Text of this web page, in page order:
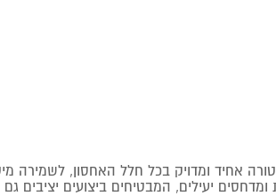
אחיד ומדויק בכל חלל האחסון, לשמירה
יעילים, המבטיחים ביצועים יציבים